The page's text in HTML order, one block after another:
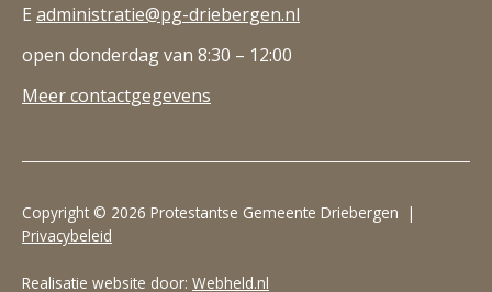
E administratie@pg-driebergen.nl
open donderdag van 8:30 – 12:00
Meer contactgegevens
Copyright © 2026 Protestantse Gemeente Driebergen |
Privacybeleid
Realisatie website door: Webheld.nl